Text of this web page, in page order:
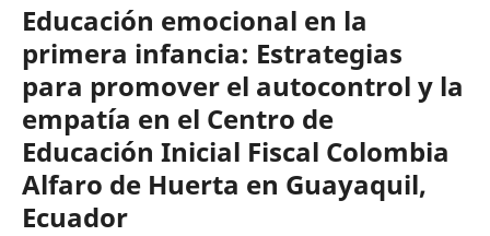
Educación emocional en la
primera infancia: Estrategias
para promover el autocontrol y la
empatía en el Centro de
Educación Inicial Fiscal Colombia
Alfaro de Huerta en Guayaquil,
Ecuador